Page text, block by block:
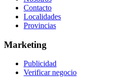
Contacto
Localidades
Provincias
Marketing
Publicidad
Verificar negocio